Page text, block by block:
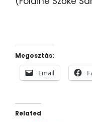
Megosztás:
Email
Related